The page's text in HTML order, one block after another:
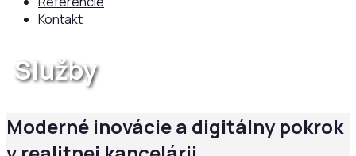
Kontakt
Služby
Moderné inovácie a digitálny pokrok